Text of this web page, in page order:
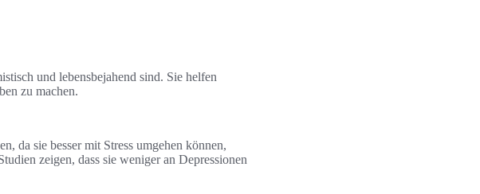
und lebensbejahend sind. Sie helfen
zu machen.
da sie besser mit Stress umgehen können,
zeigen, dass sie weniger an Depressionen